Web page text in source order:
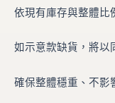
依現有庫存與整體比
如示意款缺貨，將以
確保整體穩重、不影